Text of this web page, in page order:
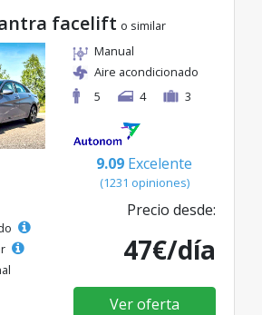
facelift o similar
Manual
Aire acondicionado
5
4 3
9.09 Excelente
(1231 opiniones)
Precio desde:
47€/día
Ver oferta